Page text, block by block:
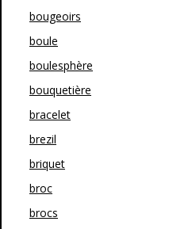
bougeoirs
boule
boulesphère
bouquetière
bracelet
brezil
briquet
broc
brocs